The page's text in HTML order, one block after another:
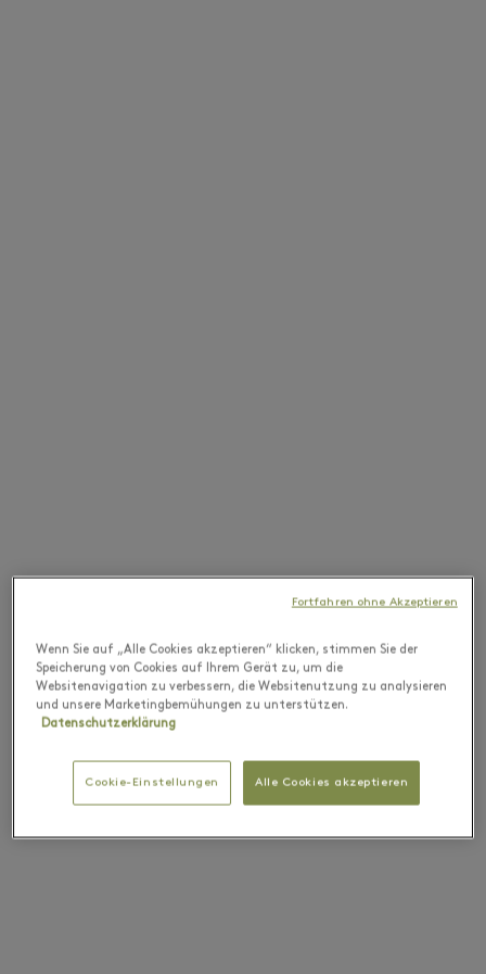
Wenn Sie auf „Alle Cookies akzeptieren“ klicken, stimmen Sie der
Speicherung von Cookies auf Ihrem Gerät zu, um die
Websitenavigation zu verbessern, die Websitenutzung zu analysieren
und unsere Marketingbemühungen zu unterstützen.
Datenschutzerklärung
Cookie-Einstellungen Alle Cookies akzeptieren
Fortfahren ohne Akzeptieren